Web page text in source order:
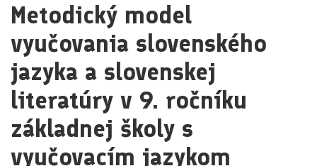
Metodický model
vyučovania slovenského
jazyka a slovenskej
literatúry v 9. ročníku
základnej školy s
vyučovacím jazykom